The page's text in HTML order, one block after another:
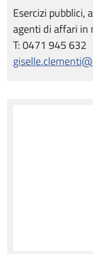
Esercizi pubblici,
agenti di affari in
T: 0471 945 632